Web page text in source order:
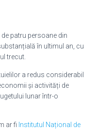
patru persoane din
în ultimul an, cu
trecut.
a redus considerabil
și activități de
lunar într-o
ar fi Institutul Național de